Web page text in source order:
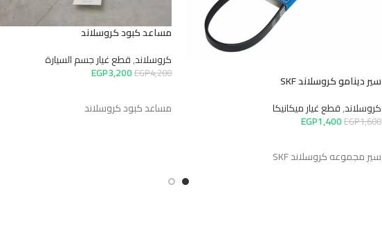
سير دينامو كروسلاند SKF
كروسلاند,قطع غيار ميكانيكا
EGP1,600
EGP1,400
سير مجموعه كروسلاند SKF
مساعد كبود كروسلاند
كروسلاند,قطع غيار جسم السيارة
EGP4,200
EGP3,200
مساعد كبود كروسلاند